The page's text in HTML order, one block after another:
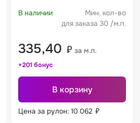
В наличии
Мин. кол-во
для заказа 30 /м.п.
335,40 ₽ за м.п.
+201 бонус
В корзину
Цена за рулон: 10 062 ₽